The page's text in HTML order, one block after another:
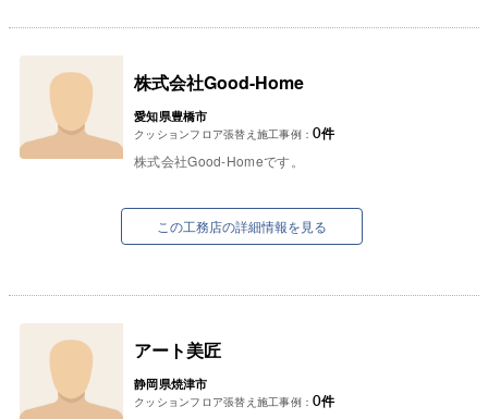
株式会社Good-Home
愛知県豊橋市
クッションフロア張替え施工事例： 0件
株式会社Good-Homeです。
この工務店の詳細情報を見る
アート美匠
静岡県焼津市
クッションフロア張替え施工事例： 0件